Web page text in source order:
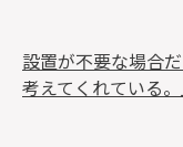
設置が不要な場合
考えてくれている